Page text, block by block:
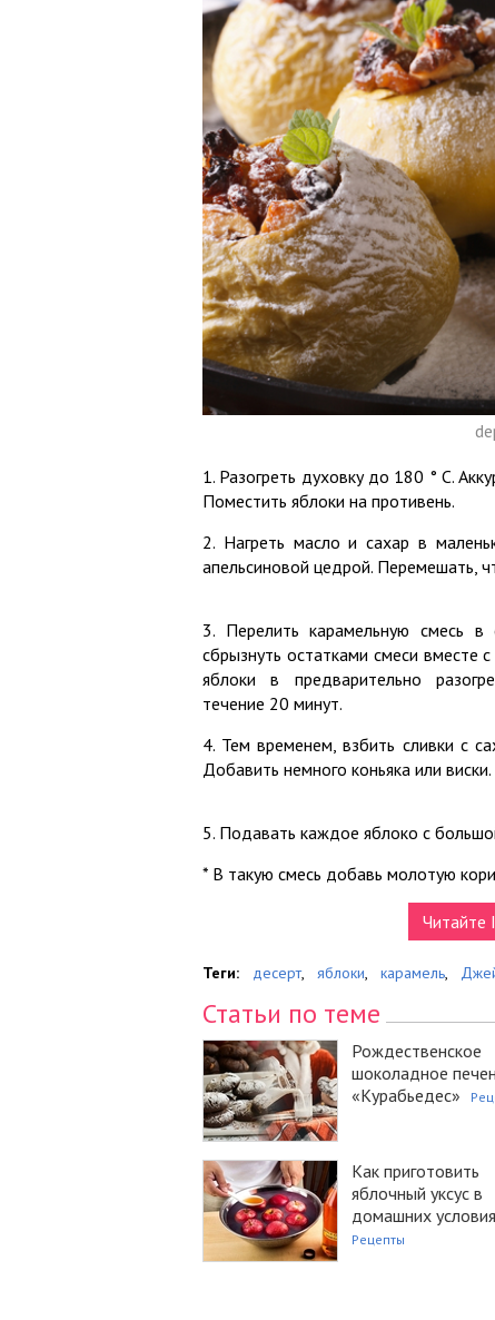
1. Разогреть духовку до 180 ° С.
Поместить яблоки на противень.
2. Нагреть масло и сахар в
апельсиновой цедрой. Перемешать,
3. Перелить карамельную смесь в
сбрызнуть остатками смеси вместе
яблоки в предварительно
течение 20 минут.
4. Тем временем, взбить сливки с
Добавить немного коньяка или виски.
5. Подавать каждое яблоко с
* В такую смесь добавь молотую
Читайте
Теги: десерт, яблоки, карамель,
Статьи по теме
Рождественское
шоколадное
«Курабьедес»
Как приготовить
яблочный уксус в
домашних
Рецепты